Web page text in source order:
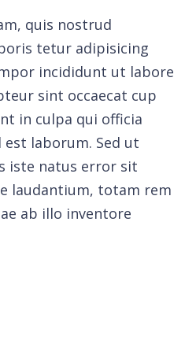
quis nostrud
tetur adipisicing
incididunt ut labore
sint occaecat cup
in culpa qui officia
laborum. Sed ut
iste natus error sit
laudantium, totam rem
ab illo inventore